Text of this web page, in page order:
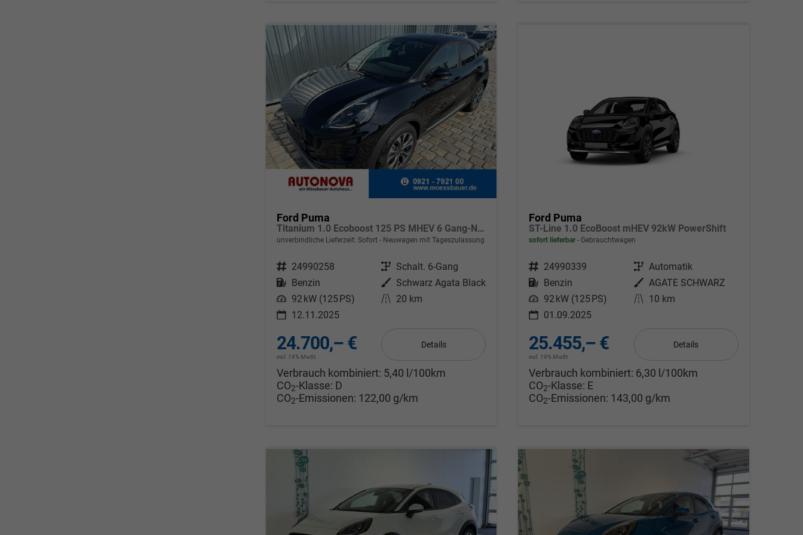
Ford Puma
Titanium 1.0 Ecoboost 125 PS MHEV 6 Gang-Navi-Rückfahrkamera-17" Alu-Winterpaket-Sofort
unverbindliche Lieferzeit: Sofort Neuwagen mit Tageszulassung
Fahrzeugnr. 24990258 Getriebe Schalt. 6-Gang
Kraftstoff Benzin Außenfarbe Schwarz Agata Black
Leistung 92 kW (125 PS) Kilometerstand 20 km
12.11.2025
24.700,– €
incl. 19% MwSt.
Details
Verbrauch kombiniert: 5,40 l/100km
CO2-Klasse: D
CO2-Emissionen: 122,00 g/km
Ford Puma
ST-Line 1.0 EcoBoost mHEV 92kW PowerShift
sofort lieferbar Gebrauchtwagen
Fahrzeugnr. 24990339 Getriebe Automatik
Kraftstoff Benzin Außenfarbe AGATE SCHWARZ
Leistung 92 kW (125 PS) Kilometerstand 10 km
01.09.2025
25.455,– €
incl. 19% MwSt.
Details
Verbrauch kombiniert: 6,30 l/100km
CO2-Klasse: E
CO2-Emissionen: 143,00 g/km